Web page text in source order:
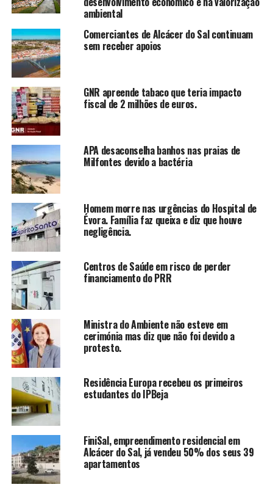
ambiental
Comerciantes de Alcácer do Sal continuam
sem receber apoios
GNR apreende tabaco que teria impacto
fiscal de 2 milhões de euros.
APA desaconselha banhos nas praias de
Milfontes devido a bactéria
Homem morre nas urgências do Hospital de
Évora. Família faz queixa e diz que houve
negligência.
Centros de Saúde em risco de perder
financiamento do PRR
Ministra do Ambiente não esteve em
cerimónia mas diz que não foi devido a
protesto.
Residência Europa recebeu os primeiros
estudantes do IPBeja
FiniSal, empreendimento residencial em
Alcácer do Sal, já vendeu 50% dos seus 39
apartamentos